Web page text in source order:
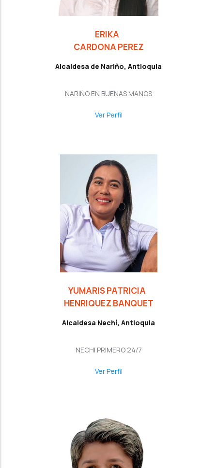
ERIKA
CARDONA PEREZ
Alcaldesa de Nariño, Antioquia
NARIÑO EN BUENAS MANOS
Ver Perfil
YUMARIS PATRICIA
HENRIQUEZ BANQUET
Alcaldesa Nechí, Antioquia
NECHI PRIMERO 24/7
Ver Perfil